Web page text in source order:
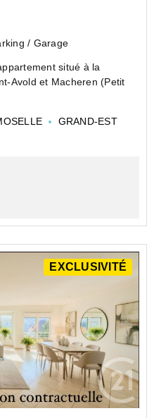
/ Garage
situé à la
Avold et Macheren (Petit
et sa
GRAND-EST
EXCLUSIVITÉ